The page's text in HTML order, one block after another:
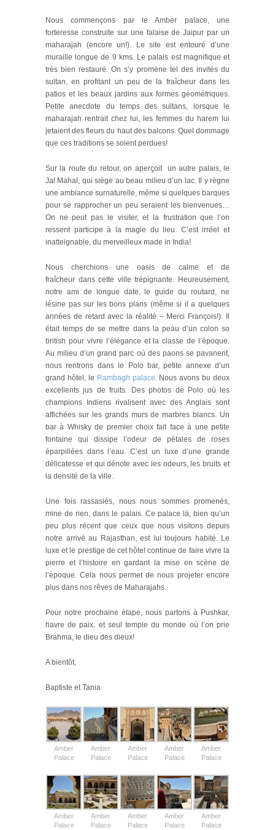
Nous commençons par le Amber palace, une
forteresse construite sur une falaise de Jaipur par un
maharajah (encore un!). Le site est entouré d’une
muraille longue de 9 kms. Le palais est magnifique et
très bien restauré. On s’y promène tel des invités du
sultan, en profitant un peu de la fraîcheur dans les
patios et les beaux jardins aux formes géométriques.
Petite anecdote du temps des sultans, lorsque le
maharajah rentrait chez lui, les femmes du harem lui
jetaient des fleurs du haut des balcons. Quel dommage
que ces traditions se soient perdues!
Sur la route du retour, on aperçoit un autre palais, le
Jal Mahal, qui siège au beau milieu d’un lac. Il y règne
une ambiance surnaturelle, même si quelques barques
pour se rapprocher un peu seraient les bienvenues…
On ne peut pas le visiter, et la frustration que l’on
ressent participe à la magie du lieu. C’est irréel et
inatteignable, du merveilleux made in India!
Nous cherchions une oasis de calme et de
fraîcheur dans cette ville trépignante. Heureusement,
notre ami de longue date, le guide du routard, ne
lésine pas sur les bons plans (même si il a quelques
années de retard avec la réalité – Merci François!). Il
était temps de se mettre dans la peau d’un colon so
british pour vivre l’élégance et la classe de l’époque.
Au milieu d’un grand parc où des paons se pavanent,
nous rentrons dans le Polo bar, petite annexe d’un
grand hôtel, le Rambagh palace. Nous avons bu deux
excellents jus de fruits. Des photos de Polo où les
champions Indiens rivalisent avec des Anglais sont
affichées sur les grands murs de marbres blancs. Un
bar à Whisky de premier choix fait face à une petite
fontaine qui dissipe l’odeur de pétales de roses
éparpillées dans l’eau. C’est un luxe d’une grande
délicatesse et qui dénote avec les odeurs, les bruits et
la densité de la ville.
Une fois rassasiés, nous nous sommes promenés,
mine de rien, dans le palais. Ce palace là, bien qu’un
peu plus récent que ceux que nous visitons depuis
notre arrivé au Rajasthan, est lui toujours habité. Le
luxe et le prestige de cet hôtel continue de faire vivre la
pierre et l’histoire en gardant la mise en scène de
l’époque. Cela nous permet de nous projeter encore
plus dans nos rêves de Maharajahs.
Pour notre prochaine étape, nous partons à Pushkar,
havre de paix, et seul temple du monde où l’on prie
Brahma, le dieu des dieux!
A bientôt,
Baptiste et Tania
Amber
Palace
Amber
Palace
Amber
Palace
Amber
Palace
Amber
Palace
Amber
Palace
Amber
Palace
Amber
Palace
Amber
Palace
Amber
Palace